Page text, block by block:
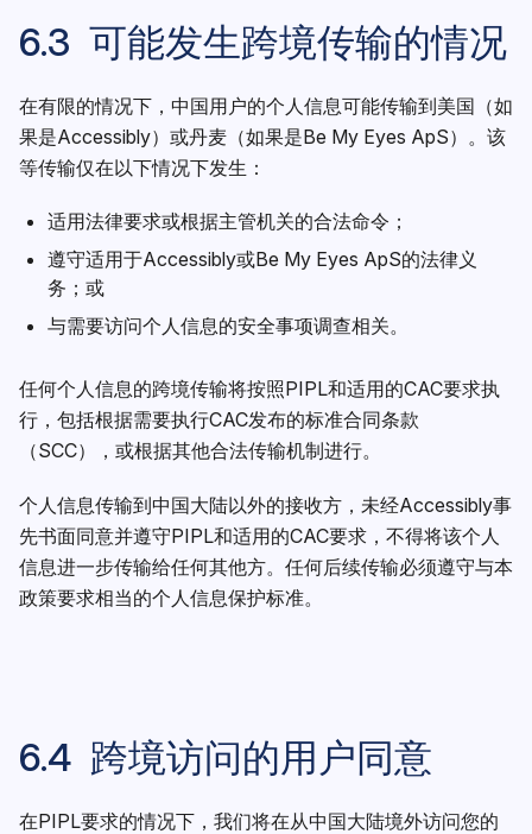
6.3 可能发生跨境传输的情况
在有限的情况下，中国用户的个人信息可能传输到美国（如
果是Accessibly）或丹麦（如果是Be My Eyes ApS）。该
等传输仅在以下情况下发生：
适用法律要求或根据主管机关的合法命令；
遵守适用于Accessibly或Be My Eyes ApS的法律义
务；或
与需要访问个人信息的安全事项调查相关。
任何个人信息的跨境传输将按照PIPL和适用的CAC要求执
行，包括根据需要执行CAC发布的标准合同条款
（SCC），或根据其他合法传输机制进行。
个人信息传输到中国大陆以外的接收方，未经Accessibly事
先书面同意并遵守PIPL和适用的CAC要求，不得将该个人
信息进一步传输给任何其他方。任何后续传输必须遵守与本
政策要求相当的个人信息保护标准。
6.4 跨境访问的用户同意
在PIPL要求的情况下，我们将在从中国大陆境外访问您的